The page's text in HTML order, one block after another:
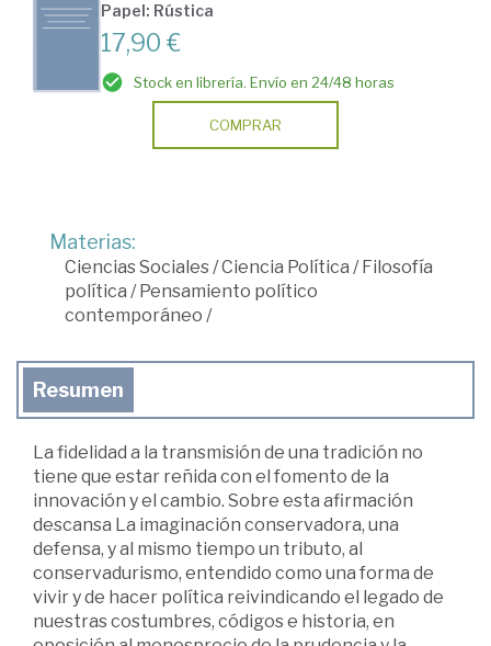
Papel: Rústica
17,90 €
Stock en librería. Envío en 24/48 horas
COMPRAR
Materias:
Ciencias Sociales/Ciencia Política /Filosofía
política /Pensamiento político
contemporáneo /
Resumen
La fidelidad a la transmisión de una tradición no
tiene que estar reñida con el fomento de la
innovación y el cambio. Sobre esta afirmación
descansa La imaginación conservadora, una
defensa, y al mismo tiempo un tributo, al
conservadurismo, entendido como una forma de
vivir y de hacer política reivindicando el legado de
nuestras costumbres, códigos e historia, en